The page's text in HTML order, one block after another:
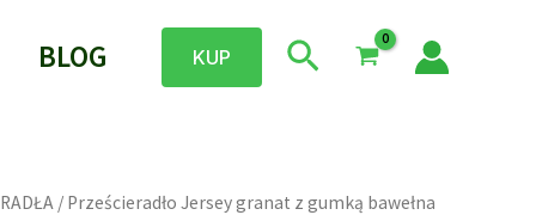
BLOG KUP Szukaj
/ Prześcieradło Jersey granat z gumką bawełna